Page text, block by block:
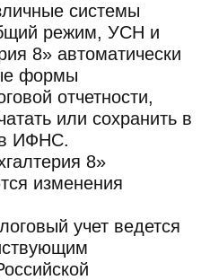
системы
режим, УСН и
8» автоматически
формы
отчетности,
или сохранить в
ИФНС.
8»
изменения
учет ведется